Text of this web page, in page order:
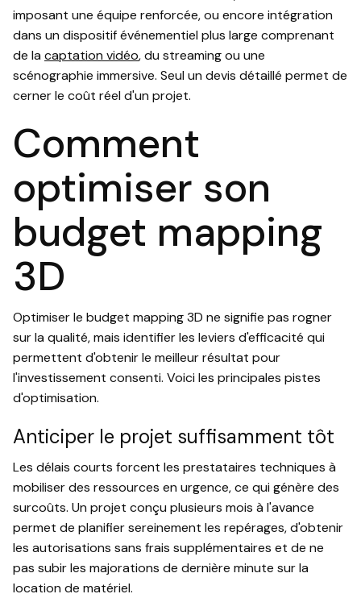
imposant une équipe renforcée, ou encore intégration
dans un dispositif événementiel plus large comprenant
de la captation vidéo, du streaming ou une
scénographie immersive. Seul un devis détaillé permet de
cerner le coût réel d'un projet.
Comment
optimiser son
budget mapping
3D
Optimiser le budget mapping 3D ne signifie pas rogner
sur la qualité, mais identifier les leviers d'efficacité qui
permettent d'obtenir le meilleur résultat pour
l'investissement consenti. Voici les principales pistes
d'optimisation.
Anticiper le projet suffisamment tôt
Les délais courts forcent les prestataires techniques à
mobiliser des ressources en urgence, ce qui génère des
surcoûts. Un projet conçu plusieurs mois à l'avance
permet de planifier sereinement les repérages, d'obtenir
les autorisations sans frais supplémentaires et de ne
pas subir les majorations de dernière minute sur la
location de matériel.